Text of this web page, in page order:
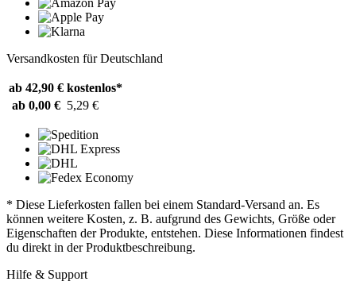
Versandkosten für Deutschland
ab 42,90 € kostenlos*
ab 0,00 € 5,29 €
* Diese Lieferkosten fallen bei einem Standard-Versand an. Es
können weitere Kosten, z. B. aufgrund des Gewichts, Größe oder
Eigenschaften der Produkte, entstehen. Diese Informationen findest
du direkt in der Produktbeschreibung.
Hilfe & Support